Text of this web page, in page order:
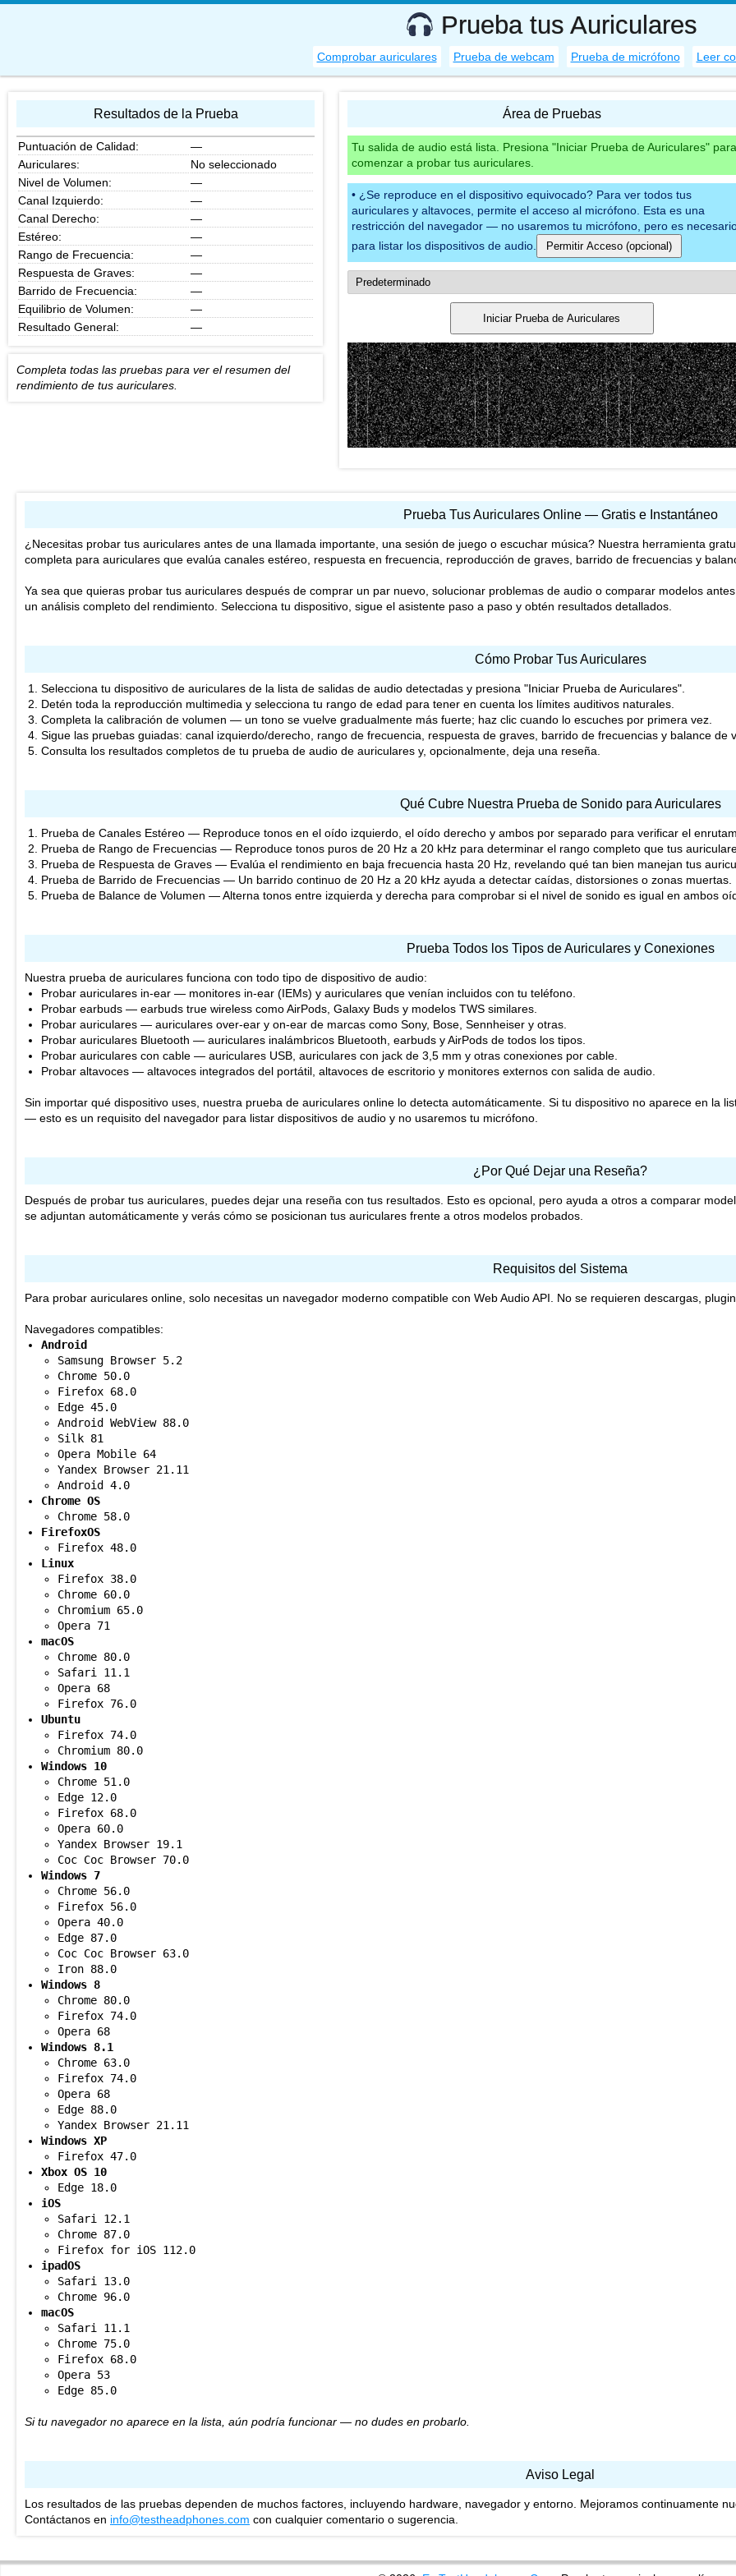
Prueba tus Auriculares
Comprobar auriculares Prueba de webcam Prueba de micrófono Leer
Área de Pruebas
Tu salida de audio está lista. Presiona "Iniciar Prueba de Auriculares" para
comenzar a probar tus auriculares.
¿Se reproduce en el dispositivo equivocado? Para ver todos tus
auriculares y altavoces, permite el acceso al micrófono. Esta es una
restricción del navegador — no usaremos tu micrófono, pero es
para listar los dispositivos de audio.
Permitir Acceso (opcional)
Iniciar Prueba de Auriculares
Resultados de la Prueba
Puntuación de Calidad:
—
Auriculares:
No seleccionado
Nivel de Volumen:
—
Canal Izquierdo:
—
Canal Derecho:
—
Estéreo:
—
Rango de Frecuencia:
—
Respuesta de Graves:
—
Barrido de Frecuencia:
—
Equilibrio de Volumen:
—
Resultado General:
—
Completa todas las pruebas para ver el resumen del
rendimiento de tus auriculares.
Prueba Tus Auriculares Online — Gratis e Instantáneo
¿Necesitas probar tus auriculares antes de una llamada importante, una sesión de juego o escuchar música? Nuestra herramienta
completa para auriculares que evalúa canales estéreo, respuesta en frecuencia, reproducción de graves, barrido de frecuencias y
Ya sea que quieras probar tus auriculares después de comprar un par nuevo, solucionar problemas de audio o comparar modelos
un análisis completo del rendimiento. Selecciona tu dispositivo, sigue el asistente paso a paso y obtén resultados detallados.
Cómo Probar Tus Auriculares
Selecciona tu dispositivo de auriculares de la lista de salidas de audio detectadas y presiona "Iniciar Prueba de Auriculares".
Detén toda la reproducción multimedia y selecciona tu rango de edad para tener en cuenta los límites auditivos naturales.
Completa la calibración de volumen — un tono se vuelve gradualmente más fuerte; haz clic cuando lo escuches por primera vez.
Sigue las pruebas guiadas: canal izquierdo/derecho, rango de frecuencia, respuesta de graves, barrido de frecuencias y balance de
Consulta los resultados completos de tu prueba de audio de auriculares y, opcionalmente, deja una reseña.
Qué Cubre Nuestra Prueba de Sonido para Auriculares
Prueba de Canales Estéreo — Reproduce tonos en el oído izquierdo, el oído derecho y ambos por separado para verificar el
Prueba de Rango de Frecuencias — Reproduce tonos puros de 20 Hz a 20 kHz para determinar el rango completo que tus
Prueba de Respuesta de Graves — Evalúa el rendimiento en baja frecuencia hasta 20 Hz, revelando qué tan bien manejan tus
Prueba de Barrido de Frecuencias — Un barrido continuo de 20 Hz a 20 kHz ayuda a detectar caídas, distorsiones o zonas muertas.
Prueba de Balance de Volumen — Alterna tonos entre izquierda y derecha para comprobar si el nivel de sonido es igual en ambos
Prueba Todos los Tipos de Auriculares y Conexiones
Nuestra prueba de auriculares funciona con todo tipo de dispositivo de audio:
Probar auriculares in-ear — monitores in-ear (IEMs) y auriculares que venían incluidos con tu teléfono.
Probar earbuds — earbuds true wireless como AirPods, Galaxy Buds y modelos TWS similares.
Probar auriculares — auriculares over-ear y on-ear de marcas como Sony, Bose, Sennheiser y otras.
Probar auriculares Bluetooth — auriculares inalámbricos Bluetooth, earbuds y AirPods de todos los tipos.
Probar auriculares con cable — auriculares USB, auriculares con jack de 3,5 mm y otras conexiones por cable.
Probar altavoces — altavoces integrados del portátil, altavoces de escritorio y monitores externos con salida de audio.
Sin importar qué dispositivo uses, nuestra prueba de auriculares online lo detecta automáticamente. Si tu dispositivo no aparece en la
— esto es un requisito del navegador para listar dispositivos de audio y no usaremos tu micrófono.
¿Por Qué Dejar una Reseña?
Después de probar tus auriculares, puedes dejar una reseña con tus resultados. Esto es opcional, pero ayuda a otros a comparar
se adjuntan automáticamente y verás cómo se posicionan tus auriculares frente a otros modelos probados.
Requisitos del Sistema
Para probar auriculares online, solo necesitas un navegador moderno compatible con Web Audio API. No se requieren descargas,
Navegadores compatibles:
Android
Samsung Browser 5.2
Chrome 50.0
Firefox 68.0
Edge 45.0
Android WebView 88.0
Silk 81
Opera Mobile 64
Yandex Browser 21.11
Android 4.0
Chrome OS
Chrome 58.0
FirefoxOS
Firefox 48.0
Linux
Firefox 38.0
Chrome 60.0
Chromium 65.0
Opera 71
macOS
Chrome 80.0
Safari 11.1
Opera 68
Firefox 76.0
Ubuntu
Firefox 74.0
Chromium 80.0
Windows 10
Chrome 51.0
Edge 12.0
Firefox 68.0
Opera 60.0
Yandex Browser 19.1
Coc Coc Browser 70.0
Windows 7
Chrome 56.0
Firefox 56.0
Opera 40.0
Edge 87.0
Coc Coc Browser 63.0
Iron 88.0
Windows 8
Chrome 80.0
Firefox 74.0
Opera 68
Windows 8.1
Chrome 63.0
Firefox 74.0
Opera 68
Edge 88.0
Yandex Browser 21.11
Windows XP
Firefox 47.0
Xbox OS 10
Edge 18.0
iOS
Safari 12.1
Chrome 87.0
Firefox for iOS 112.0
ipadOS
Safari 13.0
Chrome 96.0
macOS
Safari 11.1
Chrome 75.0
Firefox 68.0
Opera 53
Edge 85.0
Si tu navegador no aparece en la lista, aún podría funcionar — no dudes en probarlo.
Aviso Legal
Los resultados de las pruebas dependen de muchos factores, incluyendo hardware, navegador y entorno. Mejoramos continuamente
Contáctanos en info@testheadphones.com con cualquier comentario o sugerencia.